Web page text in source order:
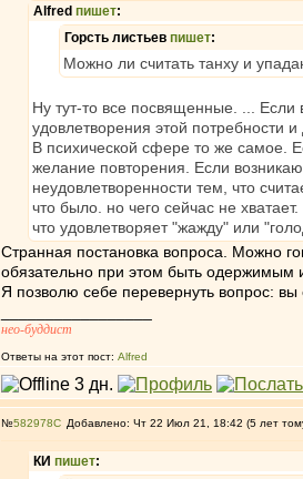
Alfred пишет:
Горсть листьев пишет:
Можно ли считать танху и
Ну тут-то все посвященные. ... Если
удовлетворения этой потребности
В психической сфере то же самое.
желание повторения. Если
неудовлетворенности тем, что
что было. но чего сейчас не
что удовлетворяет "жажду" или
Странная постановка вопроса. Можно
обязательно при этом быть одержимым
Я позволю себе перевернуть вопрос:
нео-буддист
Ответы на этот пост: Alfred
№582978 Добавлено: Чт 22 Июл 21, 18:42 (5 лет
КИ пишет: